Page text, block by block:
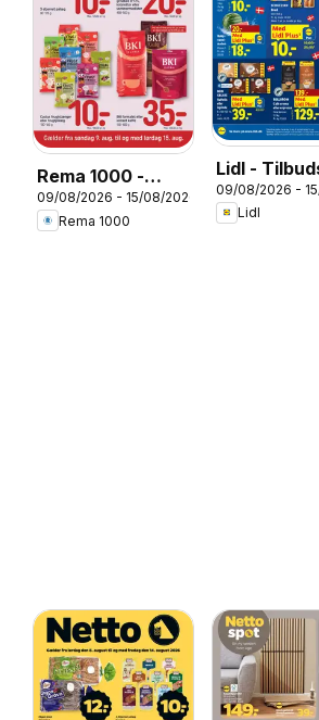
Rema 1000 -
Tilbudsavis uge
33
09/08/2026 - 15/08/2026
Rema 1000
Lidl -
09/08/2026 -
Lidl